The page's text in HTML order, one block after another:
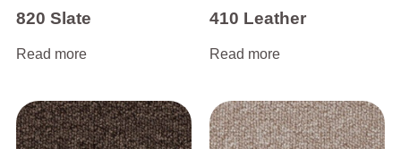
820 Slate
Read more
410 Leather
Read more